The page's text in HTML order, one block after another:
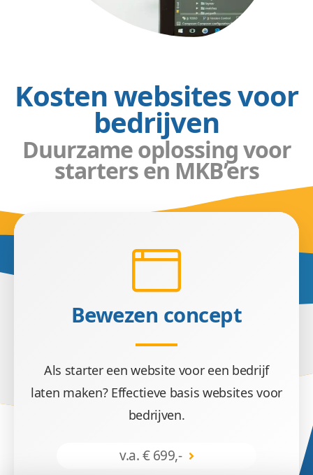
Kosten websites voor
bedrijven
Duurzame oplossing voor
starters en MKB’ers
Bewezen concept
Als starter een website voor een bedrijf
laten maken? Effectieve basis websites voor
bedrijven.
v.a. € 699,-